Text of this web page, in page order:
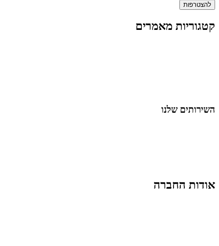
להצטרפות
קטגוריות מאמרים
השירותים שלנו
אודות החברה